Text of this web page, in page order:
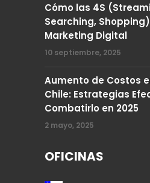
Cómo las 4S
Searching,
Marketing Digital
10 septiembre, 2025
Aumento de Costos
Chile: Estrategias
Combatirlo en 2025
2 mayo, 2025
OFICINAS